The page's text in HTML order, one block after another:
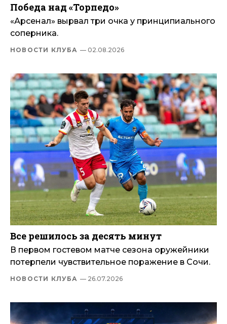
Победа над «Торпедо»
«Арсенал» вырвал три очка у принципиального
соперника.
НОВОСТИ КЛУБА — 02.08.2026
Все решилось за десять минут
В первом гостевом матче сезона оружейники
потерпели чувствительное поражение в Сочи.
НОВОСТИ КЛУБА — 26.07.2026